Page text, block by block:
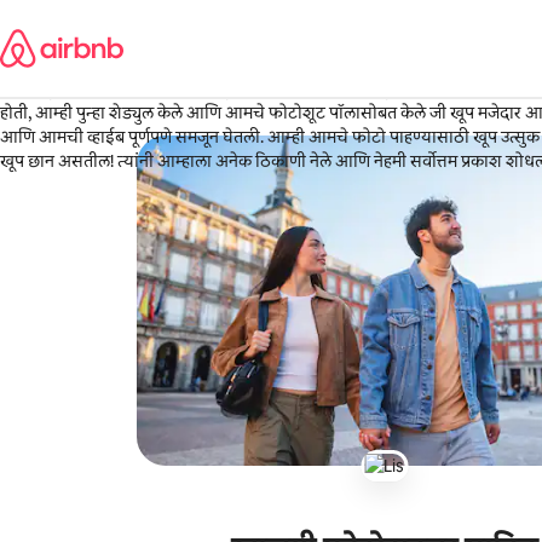
जा
Calgary, कॅनडा
·3 आठवडे आधी
होती, आम्ही पुन्हा शेड्युल केले आणि आमचे फोटोशूट पॉलासोबत केले जी खूप मजेदार
आणि आमची व्हाईब पूर्णपणे समजून घेतली. आम्ही आमचे फोटो पाहण्यासाठी खूप
खूप छान असतील! त्यांनी आम्हाला अनेक ठिकाणी नेले आणि नेहमी सर्वोत्तम प्रकाश